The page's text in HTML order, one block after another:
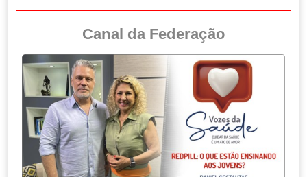
Canal da Federação